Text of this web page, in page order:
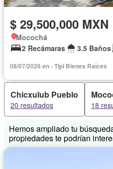
$ 29,500,000 MXN
Mocochá
2 Recámaras
3.5 Baños
08/07/2026 en - Tipi Bienes Raíces
Chicxulub Pueblo
20 resultados 18
Hemos ampliado tu
propiedades te podrían